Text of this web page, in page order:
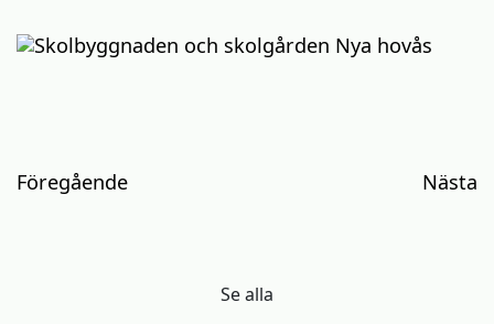
Föregående
Nästa
Se alla